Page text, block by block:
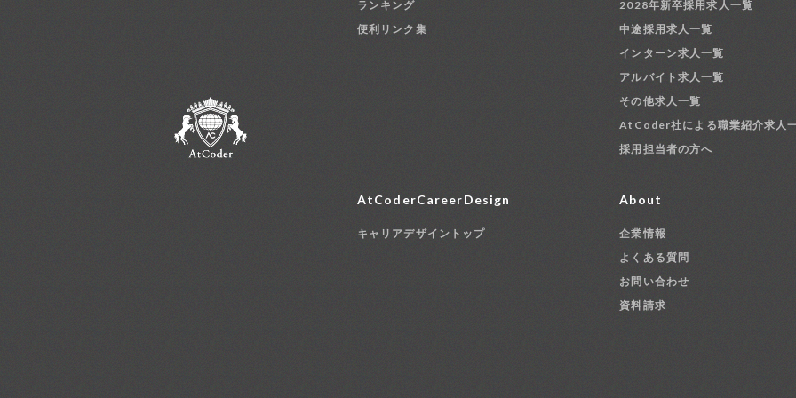
ランキング
便利リンク集
2028年新卒採用求人一覧
中途採用求人一覧
インターン求人一覧
アルバイト求人一覧
その他求人一覧
AtCoder社による職業紹介求人
採用担当者の方へ
AtCoderCareerDesign
キャリアデザイントップ
About
企業情報
よくある質問
お問い合わせ
資料請求